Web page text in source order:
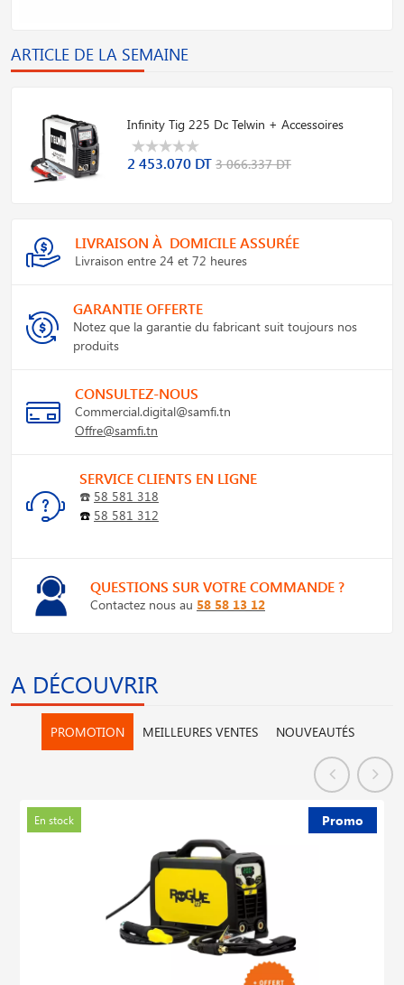
ARTICLE DE LA SEMAINE
Infinity Tig 225 Dc Telwin + Accessoires
2 453.070 DT 3 066.337 DT
LIVRAISON À DOMICILE ASSURÉE
Livraison entre 24 et 72 heures
GARANTIE OFFERTE
Notez que la garantie du fabricant suit toujours nos
produits
CONSULTEZ-NOUS
Commercial.digital@samfi.tn
Offre@samfi.tn
SERVICE CLIENTS EN LIGNE
☎️ 58 581 318
☎️ 58 581 312
QUESTIONS SUR VOTRE COMMANDE ?
Contactez nous au 58 58 13 12
A DÉCOUVRIR
PROMOTION MEILLEURES VENTES NOUVEAUTÉS
Promo
En stock